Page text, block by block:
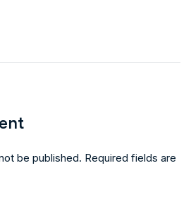
be published. Required fields are